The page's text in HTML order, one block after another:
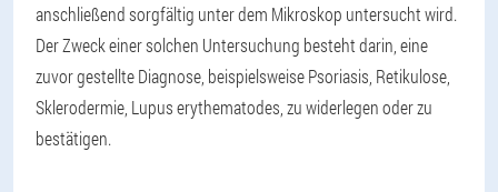
anschließend sorgfältig unter dem Mikroskop untersucht wird.
Der Zweck einer solchen Untersuchung besteht darin, eine
zuvor gestellte Diagnose, beispielsweise Psoriasis, Retikulose,
Sklerodermie, Lupus erythematodes, zu widerlegen oder zu
bestätigen.